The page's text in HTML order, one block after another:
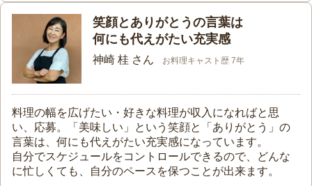
笑顔とありがとうの言葉は
何にも代えがたい充実感
神崎 桂 さん お料理キャスト歴 7年
料理の幅を広げたい・好きな料理が収入になればと思
い、応募。「美味しい」という笑顔と「ありがとう」の
言葉は、何にも代えがたい充実感になっています。
自分でスケジュールをコントロールできるので、どんな
に忙しくても、自分のペースを保つことが出来ます。